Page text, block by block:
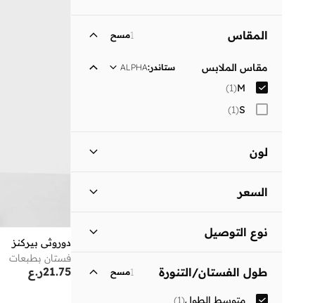
المقاس 1مسح
مقاس الملابس ستاندر:
ALPHA
M
(
1
)
S
(
1
)
لون
السعر
ر.ع
انطلق
نوع التوصيل
طول الفستان/التنورة 1مسح
متوسط الطول(
1
)
دوروثي بيركنز
فستان بطبعات
ر.ع21.75